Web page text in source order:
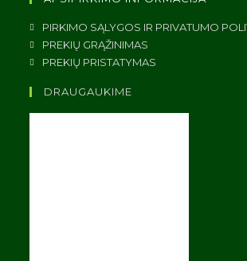
PIRKIMO SĄLYGOS IR PRIVATUMO
PREKIŲ GRĄŽINIMAS
PREKIŲ PRISTATYMAS
DRAUGAUKIME